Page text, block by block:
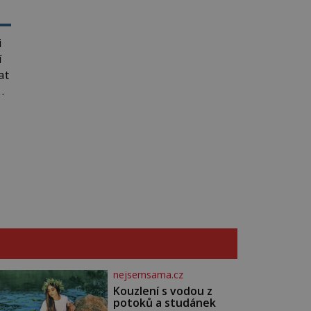
nejsemsama.cz
Kouzlení s vodou z
potoků a studánek